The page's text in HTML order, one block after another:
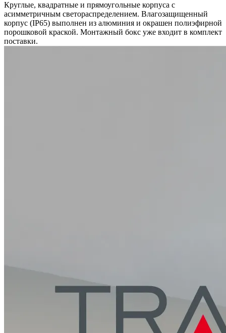
Круглые, квадратные и прямоугольные корпуса с
асимметричным светораспределением. Влагозащищенный
корпус (IP65) выполнен из алюминия и окрашен полиэфирной
порошковой краской. Монтажный бокс уже входит в комплект
поставки.